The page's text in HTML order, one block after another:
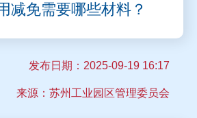
减免需要哪些材料？
发布日期： 2025-09-19 16:17
来源：苏州工业园区管理委员会